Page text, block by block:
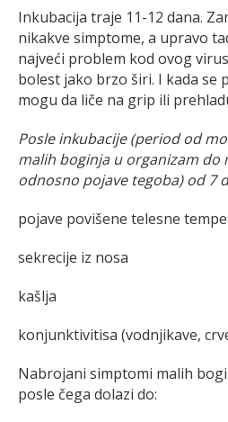
Inkubacija traje 11-12 dana.
nikakve simptome, a upravo
najveći problem kod ovog
bolest jako brzo širi. I kada se
mogu da liče na grip ili
Posle inkubacije (period od
malih boginja u organizam do
odnosno pojave tegoba) od 7
pojave povišene telesne
sekrecije iz nosa
kašlja
konjunktivitisa (vodnjikave,
Nabrojani simptomi malih
posle čega dolazi do: